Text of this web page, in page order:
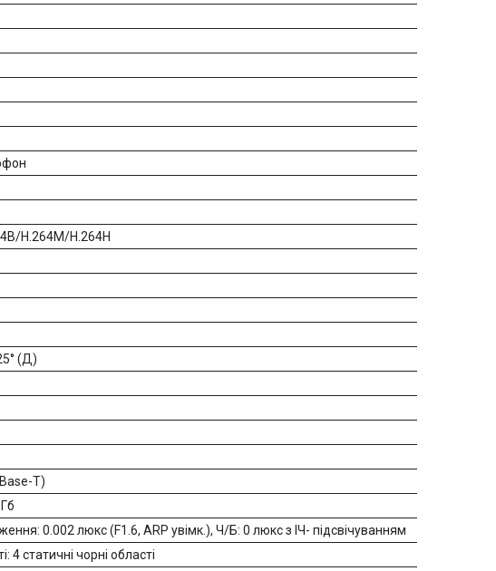
H.264M/H.264H
(Д)
T)
0.002 люкс (F1.6, АRP увімк.), Ч/Б: 0 люкс з ІЧ- підсвічуванням
4 статичні чорні області